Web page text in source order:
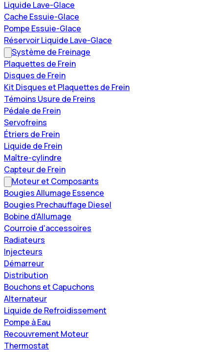
Liquide Lave-Glace
Cache Essuie-Glace
Pompe Essuie-Glace
Réservoir Liquide Lave-Glace
Système de Freinage
Plaquettes de Frein
Disques de Frein
Kit Disques et Plaquettes de Frein
Témoins Usure de Freins
Pédale de Frein
Servofreins
Étriers de Frein
Liquide de Frein
Maître-cylindre
Capteur de Frein
Moteur et Composants
Bougies Allumage Essence
Bougies Prechauffage Diesel
Bobine d'Allumage
Courroie d'accessoires
Radiateurs
Injecteurs
Démarreur
Distribution
Bouchons et Capuchons
Alternateur
Liquide de Refroidissement
Pompe à Eau
Recouvrement Moteur
Thermostat